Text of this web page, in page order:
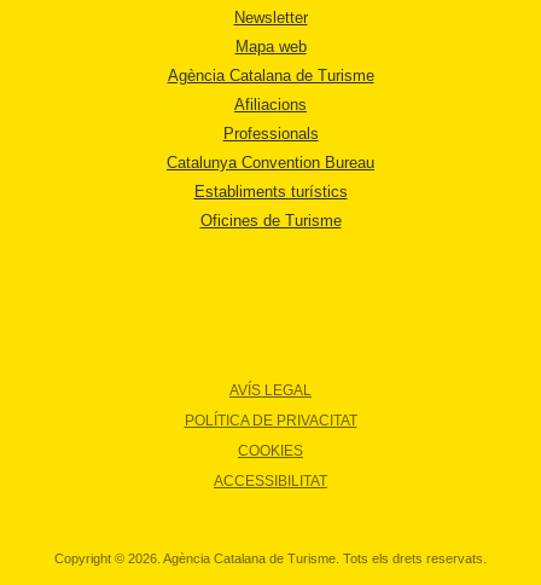
Newsletter
Mapa web
Agència Catalana de Turisme
Afiliacions
Professionals
Catalunya Convention Bureau
Establiments turístics
Oficines de Turisme
AVÍS LEGAL
POLÍTICA DE PRIVACITAT
COOKIES
ACCESSIBILITAT
Copyright © 2026. Agència Catalana de Turisme. Tots els drets reservats.